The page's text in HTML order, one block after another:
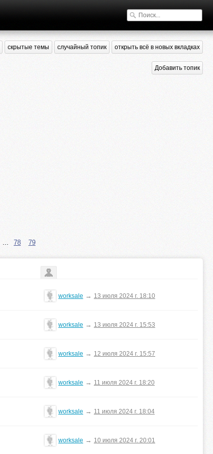
скрытые темы случайный топик открыть всё в новых вкладках
Добавить топик
... 78 79
worksale → 13 июля 2024 г. 18:10
worksale → 13 июля 2024 г. 15:53
worksale → 12 июля 2024 г. 15:57
worksale → 11 июля 2024 г. 18:20
worksale → 11 июля 2024 г. 18:04
worksale → 10 июля 2024 г. 20:01